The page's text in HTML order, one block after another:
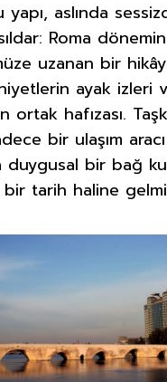
aslında
Roma
uzanan bir
ayak izleri
ortak hafızası.
bir ulaşım
duygusal bir bağ
bir tarih haline